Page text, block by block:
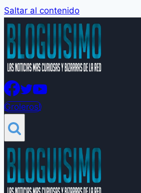
Saltar al contenido
Groleros!